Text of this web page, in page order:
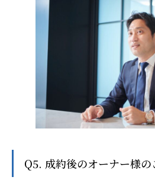
Q5. 成約後のオーナー様の